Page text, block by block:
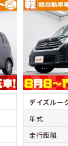
デイズルー
年式
走行距離